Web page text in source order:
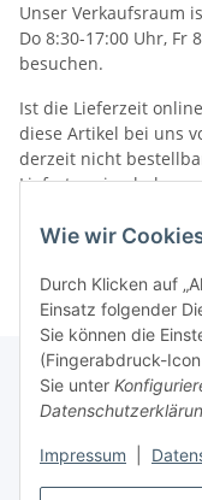
Wie wir
Durch Klicken auf
Einsatz folgender
Sie können die
(Fingerabdruck-
Sie unter
Impressum
Unser Verkaufsraum
Do 8:30-17:00 Uhr, Fr
besuchen.
Ist die Lieferzeit
diese Artikel bei uns
derzeit nicht
Liefertermine haben.
Informationen
Gesetzliche